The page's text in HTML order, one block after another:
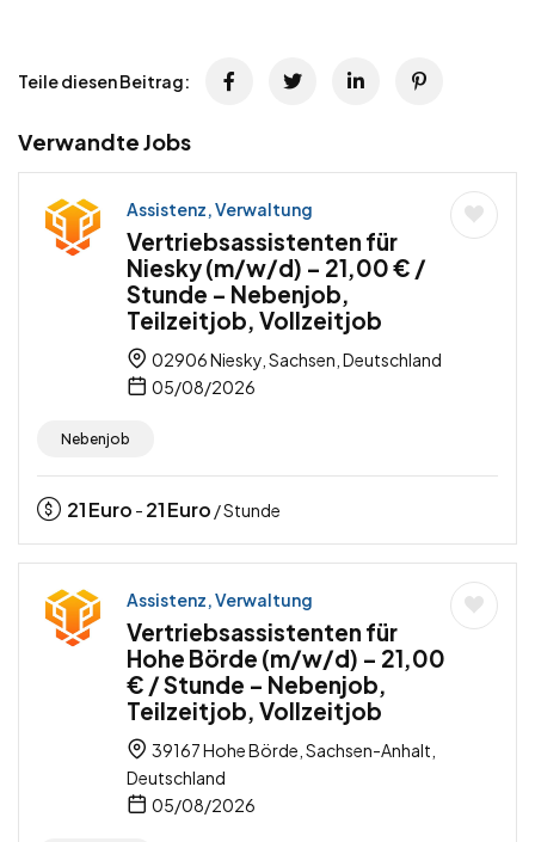
Teile diesen Beitrag:
Verwandte Jobs
Assistenz, Verwaltung
Vertriebsassistenten für
Niesky (m/w/d) – 21,00 € /
Stunde – Nebenjob,
Teilzeitjob, Vollzeitjob
02906 Niesky, Sachsen, Deutschland
05/08/2026
Nebenjob
21Euro - 21Euro / Stunde
Assistenz, Verwaltung
Vertriebsassistenten für
Hohe Börde (m/w/d) – 21,00
€ / Stunde – Nebenjob,
Teilzeitjob, Vollzeitjob
39167 Hohe Börde, Sachsen-Anhalt,
Deutschland
05/08/2026